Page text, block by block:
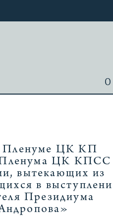
О
Пленуме ЦК КП
Пленума ЦК КПСС
вытекающих из
в
Президиума